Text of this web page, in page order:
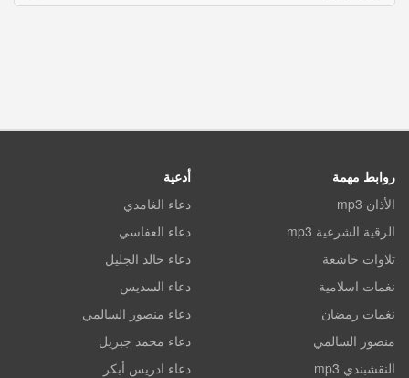
روابط مهمة
الأذان mp3
الرقية الشرعية mp3
تلاوات خاشعة
نغمات اسلامية
نغمات رمضان
منصور السالمي
النقشبندي mp3
أدعية
دعاء الغامدي
دعاء العفاسي
دعاء خالد الجليل
دعاء السديس
دعاء منصور السالمي
دعاء محمد جبريل
دعاء ادريس أبكر